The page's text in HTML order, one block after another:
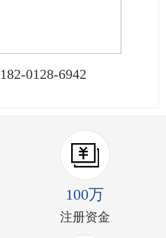
182-0128-6942
100万
注册资金